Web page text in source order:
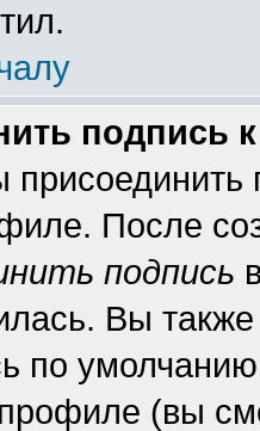
подпись
После
подпись
Вы
по
(вы